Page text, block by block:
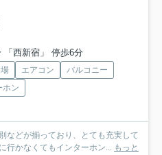
「西新宿」 停歩6分
エアコン
バルコニー
ホン
などが揃っており、とても充実して
行かなくてもインターホン... もっと